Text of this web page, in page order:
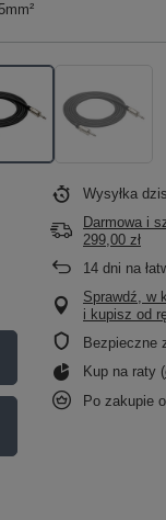
Wysyłka
Darmowa i
299,00 zł
14 dni na
Sprawdź, w
i kupisz od
Bezpieczne
Kup na raty (
Po zakupie